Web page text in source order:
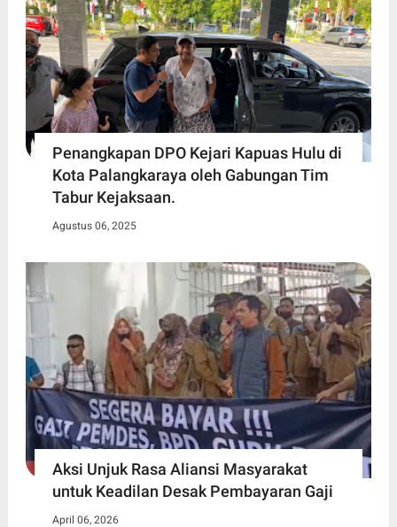
Penangkapan DPO Kejari Kapuas Hulu di
Kota Palangkaraya oleh Gabungan Tim
Tabur Kejaksaan.
Agustus 06, 2025
Aksi Unjuk Rasa Aliansi Masyarakat
untuk Keadilan Desak Pembayaran Gaji
April 06, 2026